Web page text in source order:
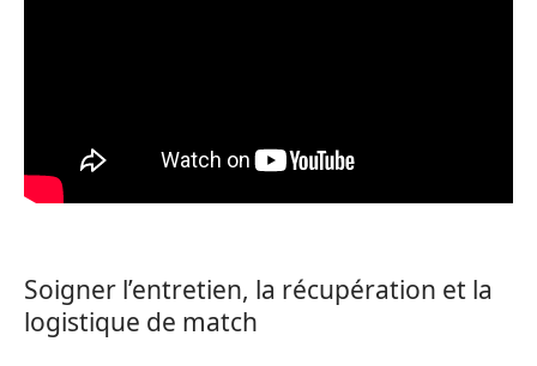
Soigner l’entretien, la récupération et la
logistique de match